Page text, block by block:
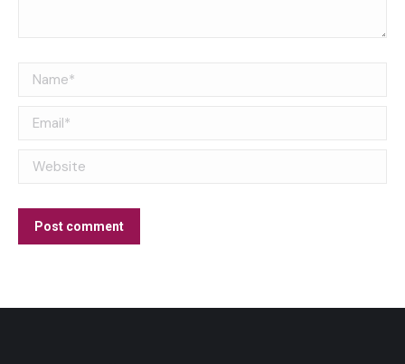
Name *
Email *
Website
Post comment